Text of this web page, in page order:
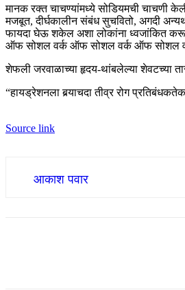
मानक रक्त चाचण्यांमध्ये सोडियमची चाचणी
मजबूत, दीर्घकालीन संबंध सुचवितो, अगदी
फायदा घेऊ शकेल अशा लोकांना ध्वजांकित
ऑफ सोशल वर्क ऑफ सोशल वर्क ऑफ सोशल
शेफली जरवाळाच्या हृदय-थांबलेल्या शेवटच्या
“हायड्रेशनला बर्‍याचदा तीव्र रोग
Source link
आकाश पवार